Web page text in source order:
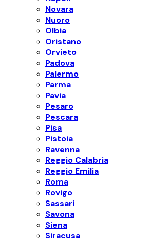
Novara
Nuoro
Olbia
Oristano
Orvieto
Padova
Palermo
Parma
Pavia
Pesaro
Pescara
Pisa
Pistoia
Ravenna
Reggio Calabria
Reggio Emilia
Roma
Rovigo
Sassari
Savona
Siena
Siracusa